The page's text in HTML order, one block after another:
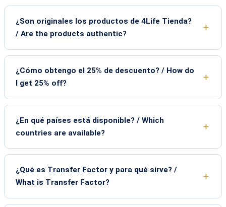
¿Son originales los productos de 4Life Tienda?
/ Are the products authentic?
¿Cómo obtengo el 25% de descuento? / How do
I get 25% off?
¿En qué países está disponible? / Which
countries are available?
¿Qué es Transfer Factor y para qué sirve? /
What is Transfer Factor?